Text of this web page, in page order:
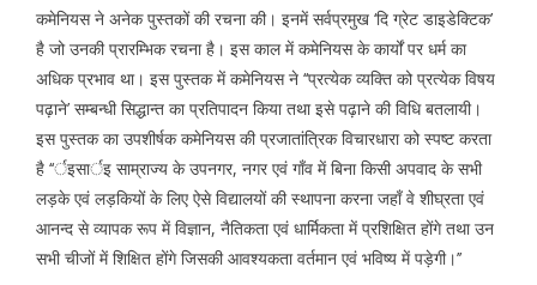
कमेनियस ने अनेक पुस्तकों की रचना की। इनमें सर्वप्रमुख ‘दि ग्रेट डाइडेक्टिक’
है जो उनकी प्रारम्भिक रचना है। इस काल में कमेनियस के कार्यों पर धर्म का
अधिक प्रभाव था। इस पुस्तक में कमेनियस ने ‘‘प्रत्येक व्यक्ति को प्रत्येक विषय
पढ़ाने’ सम्बन्धी सिद्धान्त का प्रतिपादन किया तथा इसे पढ़ाने की विधि बतलायी।
इस पुस्तक का उपशीर्षक कमेनियस की प्रजातांत्रिक विचारधारा को स्पष्ट करता
है ‘‘र्इसार्इ साम्राज्य के उपनगर, नगर एवं गाँव में बिना किसी अपवाद के सभी
लड़के एवं लड़कियों के लिए ऐसे विद्यालयों की स्थापना करना जहाँ वे शीघ्रता एवं
आनन्द से व्यापक रूप में विज्ञान, नैतिकता एवं धार्मिकता में प्रशिक्षित होंगे तथा उन
सभी चीजों में शिक्षित होंगे जिसकी आवश्यकता वर्तमान एवं भविष्य में पड़ेगी।’’